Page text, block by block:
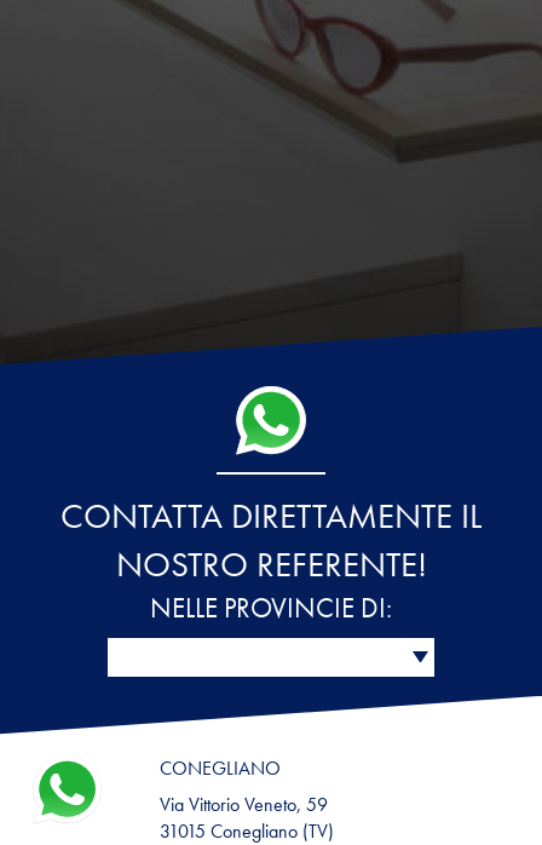
CONTATTA DIRETTAMENTE IL
NOSTRO REFERENTE!
NELLE PROVINCIE DI:
CONEGLIANO
Via Vittorio Veneto, 59
31015 Conegliano (TV)